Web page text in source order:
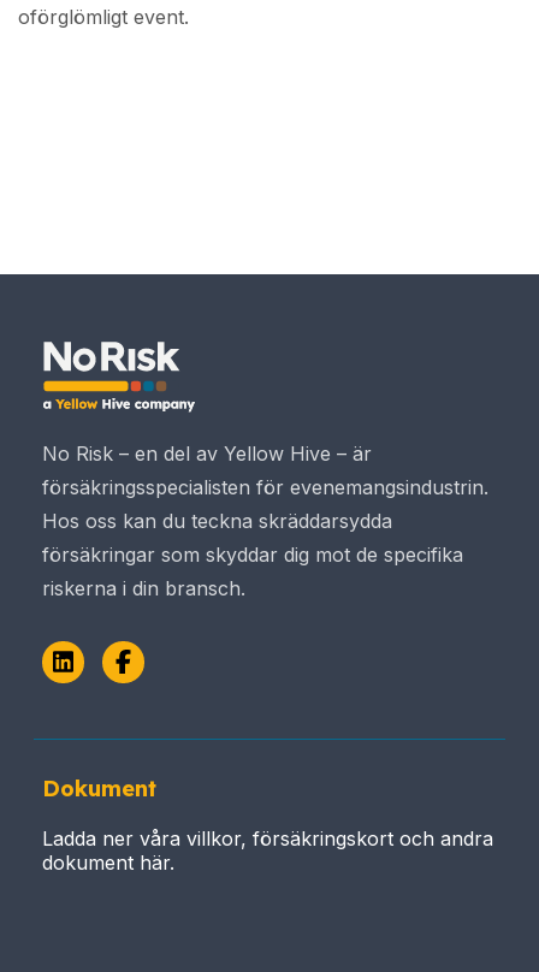
oförglömligt event.
No Risk – en del av Yellow Hive – är
försäkringsspecialisten för evenemangsindustrin.
Hos oss kan du teckna skräddarsydda
försäkringar som skyddar dig mot de specifika
riskerna i din bransch.
LinkedInFacebook
Dokument
Ladda ner våra villkor, försäkringskort och andra
dokument här.